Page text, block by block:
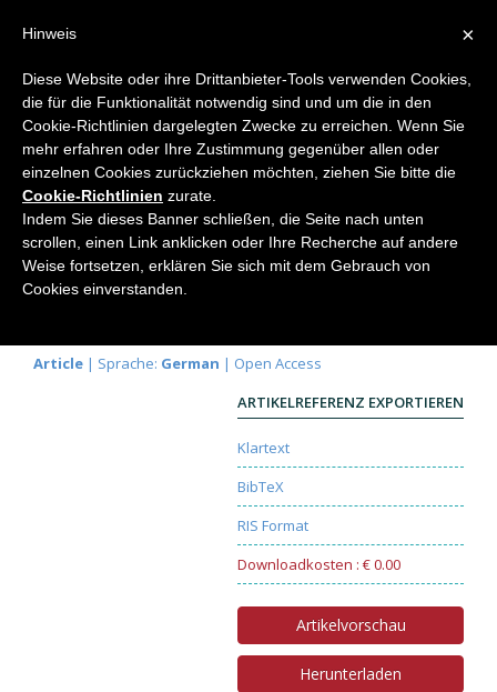
Home
Die Grundversuchsanordnungen
für die Lichtbeugung an Kanten
Hanspeter Seipp
Article | Sprache: German | Open Access
ARTIKELREFERENZ EXPORTIEREN
Klartext
BibTeX
RIS Format
Downloadkosten : € 0.00
Artikelvorschau
Herunterladen
×
Hinweis
Diese Website oder ihre Drittanbieter-Tools verwenden Cookies,
die für die Funktionalität notwendig sind und um die in den
Cookie-Richtlinien dargelegten Zwecke zu erreichen. Wenn Sie
mehr erfahren oder Ihre Zustimmung gegenüber allen oder
einzelnen Cookies zurückziehen möchten, ziehen Sie bitte die
Cookie-Richtlinien zurate.
Indem Sie dieses Banner schließen, die Seite nach unten
scrollen, einen Link anklicken oder Ihre Recherche auf andere
Weise fortsetzen, erklären Sie sich mit dem Gebrauch von
Cookies einverstanden.